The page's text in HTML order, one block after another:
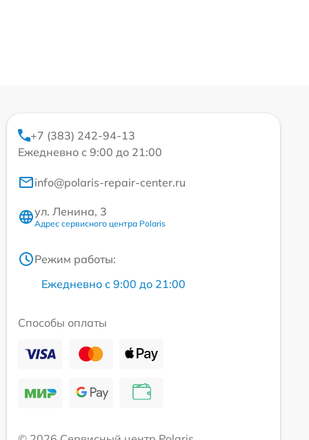
+7 (383) 242-94-13
Ежедневно с 9:00 до 21:00
info@polaris-repair-center.ru
ул. Ленина, 3
Адрес сервисного центра Polaris
Режим работы:
Ежедневно с 9:00 до 21:00
Способы оплаты